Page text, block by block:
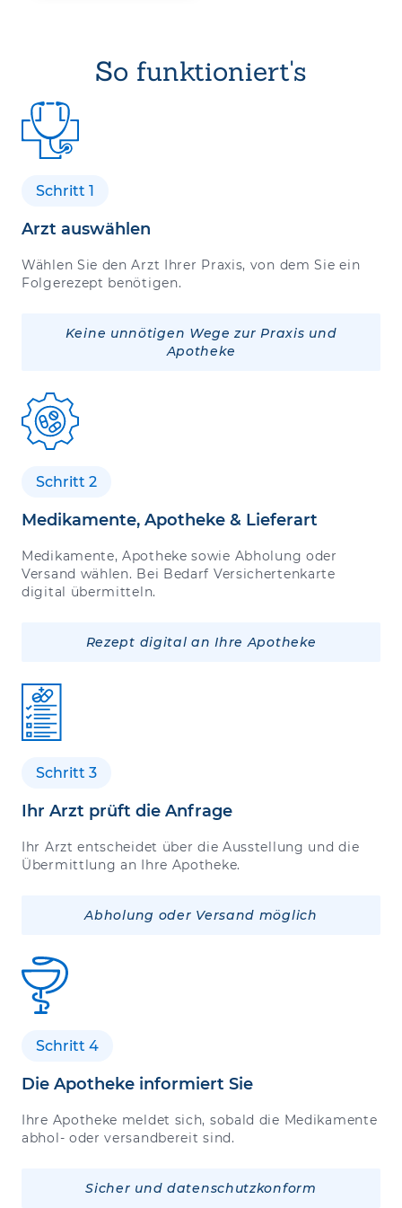
So funktioniert's
Schritt 1
Arzt auswählen
Wählen Sie den Arzt Ihrer Praxis, von dem Sie ein
Folgerezept benötigen.
Keine unnötigen Wege zur Praxis und
Apotheke
Schritt 2
Medikamente, Apotheke & Lieferart
Medikamente, Apotheke sowie Abholung oder
Versand wählen. Bei Bedarf Versichertenkarte
digital übermitteln.
Rezept digital an Ihre Apotheke
Schritt 3
Ihr Arzt prüft die Anfrage
Ihr Arzt entscheidet über die Ausstellung und die
Übermittlung an Ihre Apotheke.
Abholung oder Versand möglich
Schritt 4
Die Apotheke informiert Sie
Ihre Apotheke meldet sich, sobald die Medikamente
abhol- oder versandbereit sind.
Sicher und datenschutzkonform